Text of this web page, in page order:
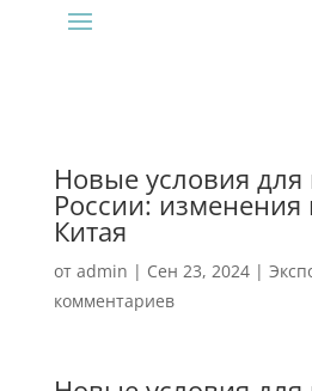
Новые условия для
России: изменения
Китая
от admin | Сен 23, 2024|
комментариев